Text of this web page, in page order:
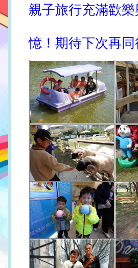
親子旅行充滿歡
憶！期待下次再同